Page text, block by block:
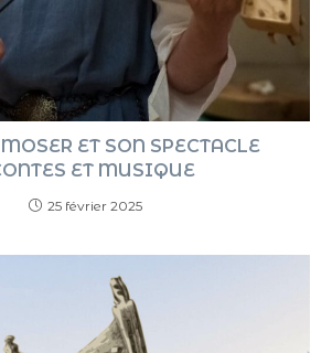
ET SON SPECTACLE
ET MUSIQUE
25 février 2025